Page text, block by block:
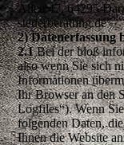
Allee 47, 64295
steuerberatung.de"
2) Datenerfassung
2.1Bei der bloß
also wenn Sie sich
Informationen
Ihr Browser an den
Logfiles“). Wenn
folgenden Daten,
Ihnen die Website